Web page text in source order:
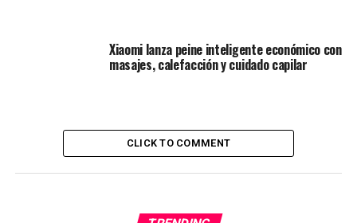
Xiaomi lanza peine inteligente económico con
masajes, calefacción y cuidado capilar
CLICK TO COMMENT